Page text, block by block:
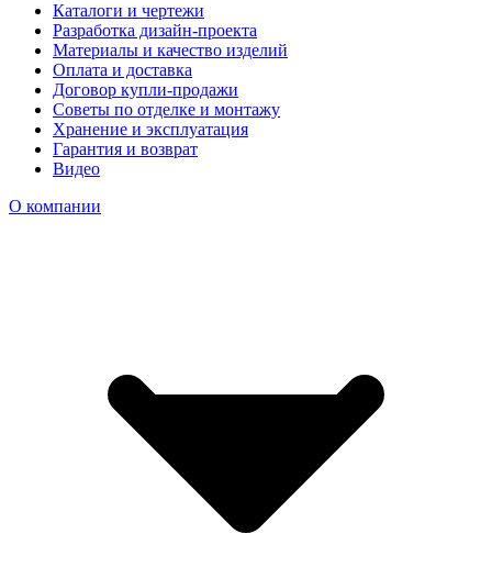
Каталоги и чертежи
Разработка дизайн-проекта
Материалы и качество изделий
Оплата и доставка
Договор купли-продажи
Советы по отделке и монтажу
Хранение и эксплуатация
Гарантия и возврат
Видео
О компании